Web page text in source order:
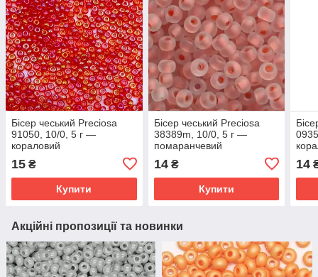
Бісер чеський Preciosa
91050, 10/0, 5 г —
кораловий
15 ₴
Купити
Бісер чеський Preciosa
38389m, 10/0, 5 г —
помаранчевий
14₴
Купити
14
Акційні пропозиції та новинки